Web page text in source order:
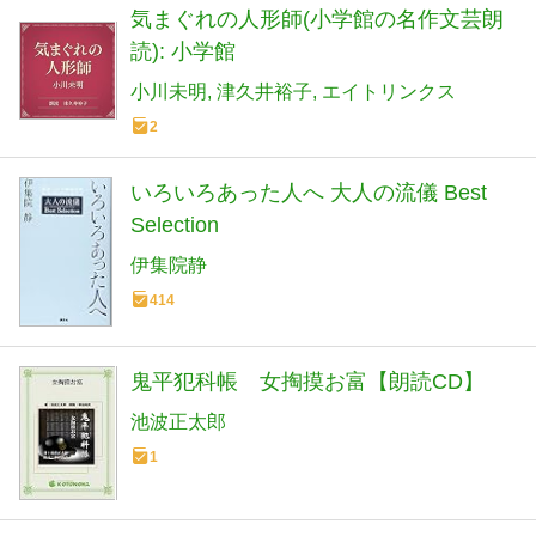
気まぐれの人形師(小学館の名作文芸朗
読): 小学館
小川未明 津久井裕子 エイトリンクス
2
いろいろあった人へ 大人の流儀 Best
Selection
伊集院静
414
鬼平犯科帳 女掏摸お富【朗読CD】
池波正太郎
1